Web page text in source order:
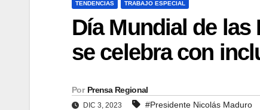
TENDENCIAS TRABAJO ESPECIAL
Día Mundial de las
se celebra con
Por Prensa Regional
DIC 3, 2023 #Presidente Nicolás Maduro